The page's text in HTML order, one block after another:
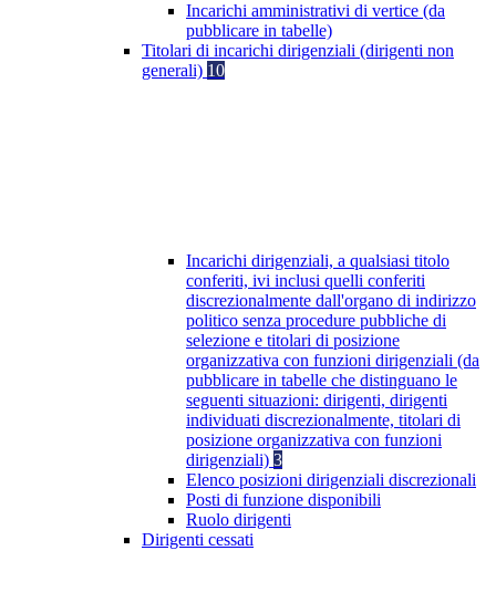
Incarichi amministrativi di vertice (da
pubblicare in tabelle)
Titolari di incarichi dirigenziali (dirigenti non
generali) 10
Incarichi dirigenziali, a qualsiasi titolo
conferiti, ivi inclusi quelli conferiti
discrezionalmente dall'organo di indirizzo
politico senza procedure pubbliche di
selezione e titolari di posizione
organizzativa con funzioni dirigenziali (da
pubblicare in tabelle che distinguano le
seguenti situazioni: dirigenti, dirigenti
individuati discrezionalmente, titolari di
posizione organizzativa con funzioni
dirigenziali) 3
Elenco posizioni dirigenziali discrezionali
Posti di funzione disponibili
Ruolo dirigenti
Dirigenti cessati